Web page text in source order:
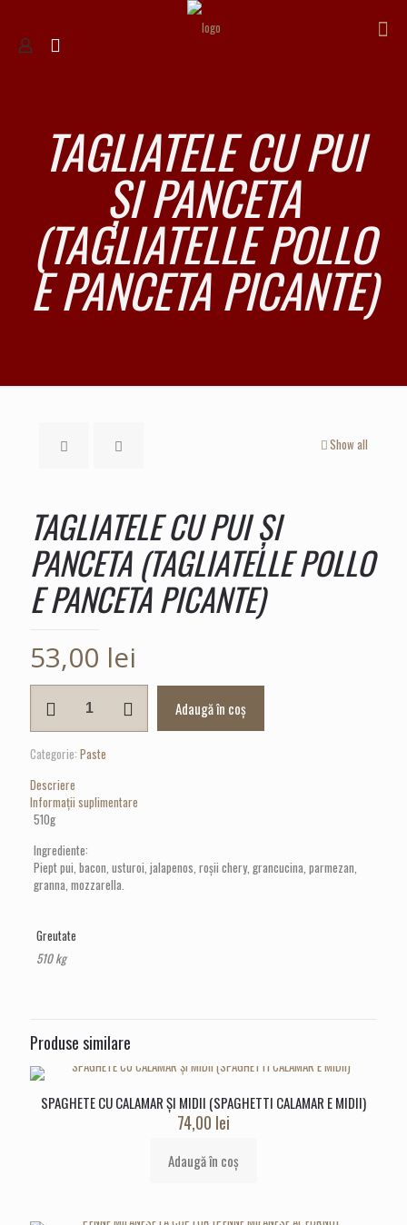
TAGLIATELE CU PUI
ȘI PANCETA
(TAGLIATELLE POLLO
E PANCETA PICANTE)
Show all
TAGLIATELE CU PUI ȘI
PANCETA (TAGLIATELLE POLLO
E PANCETA PICANTE)
53,00 lei
TAGLIATELE
CU
ȘI
PANCETA
(TAGLIATELLE
POLLO
PANCETA
PICANTE)
Adaugă în coș
Categorie: Paste
Descriere
Informații suplimentare
510g
Ingrediente:
Piept pui, bacon, usturoi, jalapenos, roșii chery, grancucina, parmezan,
granna, mozzarella.
Greutate
510 kg
Produse similare
SPAGHETE CU CALAMAR ȘI MIDII (SPAGHETTI CALAMAR E MIDII)
74,00 lei
Adaugă în coș